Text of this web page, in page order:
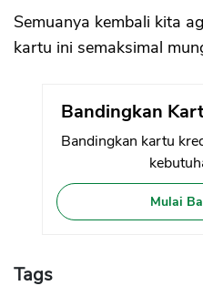
Semuanya kembali kita
kartu ini semaksimal
Bandingkan
Bandingkan kartu
Mulai
Tags